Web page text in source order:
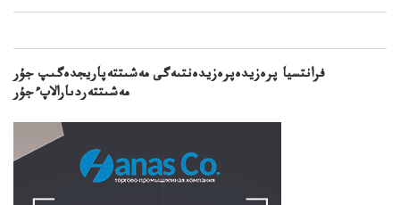
فرانتسيا پرەزيدەپرەزيدەنتىەگى مەشىتتەپاريجدەگىپ جۇر
مەشىتتەردىارالاپءجۇر